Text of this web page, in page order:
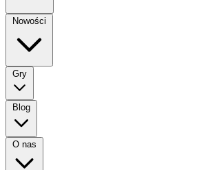
Nowości
Gry
Blog
O nas